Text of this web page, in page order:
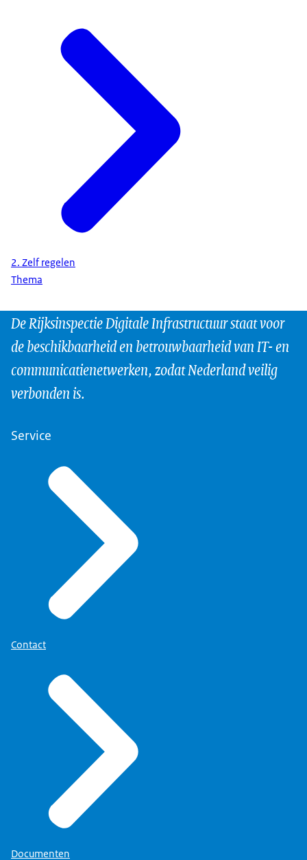
2. Zelf regelen
Thema
De Rijksinspectie Digitale Infrastructuur staat voor
de beschikbaarheid en betrouwbaarheid van IT- en
communicatienetwerken, zodat Nederland veilig
verbonden is.
Service
Contact
Documenten